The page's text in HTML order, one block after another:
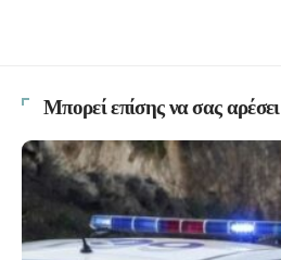
Μπορεί επίσης να σας αρέσει